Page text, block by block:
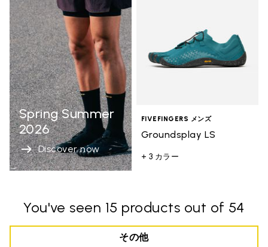
Spring Summer
2026
Discover now
FIVEFINGERS メンズ
Groundsplay LS
+ 3 カラー
You've seen 15 products out of 54
その他